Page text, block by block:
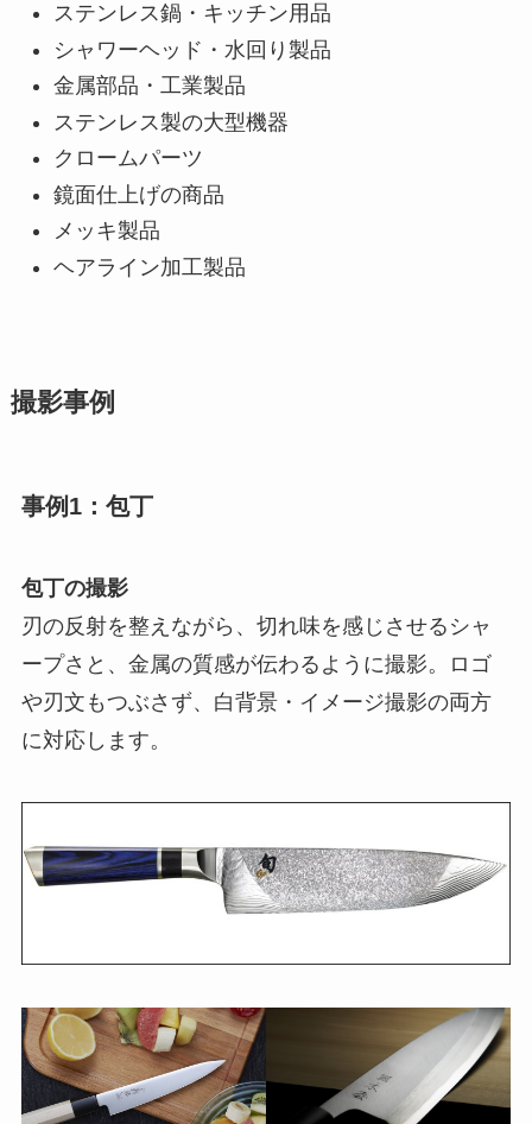
ステンレス鍋・キッチン用品
シャワーヘッド・水回り製品
金属部品・工業製品
ステンレス製の大型機器
クロームパーツ
鏡面仕上げの商品
メッキ製品
ヘアライン加工製品
撮影事例
事例1：包丁
包丁の撮影
刃の反射を整えながら、切れ味を感じさせるシャ
ープさと、金属の質感が伝わるように撮影。ロゴ
や刃文もつぶさず、白背景・イメージ撮影の両方
に対応します。